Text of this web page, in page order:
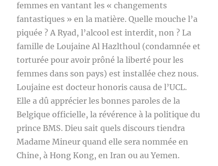
femmes en vantant les « changements
fantastiques » en la matière. Quelle mouche l’a
piquée ? A Ryad, l’alcool est interdit, non ? La
famille de Loujaine Al Hazlthoul (condamnée et
torturée pour avoir prôné la liberté pour les
femmes dans son pays) est installée chez nous.
Loujaine est docteur honoris causa de l’UCL.
Elle a dû apprécier les bonnes paroles de la
Belgique officielle, la révérence à la politique du
prince BMS. Dieu sait quels discours tiendra
Madame Mineur quand elle sera nommée en
Chine, à Hong Kong, en Iran ou au Yemen.